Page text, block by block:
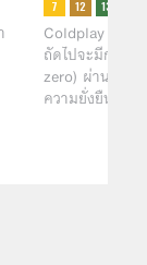
Coldplay ประก
ถัดไปจะมีการป
zero) ผ่านการ
ความยั่งยืนและ